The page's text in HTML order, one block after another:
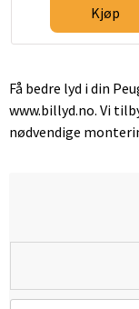
Kjøp
Få bedre lyd i din
www.billyd.no. Vi
nødvendige